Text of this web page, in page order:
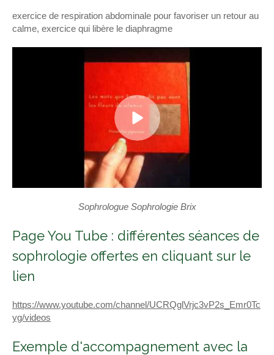
exercice de respiration abdominale pour favoriser un retour au
calme, exercice qui libère le diaphragme
Sophrologue Sophrologie Brix
Page You Tube : différentes séances de
sophrologie offertes en cliquant sur le
lien
https://www.youtube.com/channel/UCRQglVrjc3vP2s_Emr0Tc
yg/videos
Exemple d'accompagnement avec la